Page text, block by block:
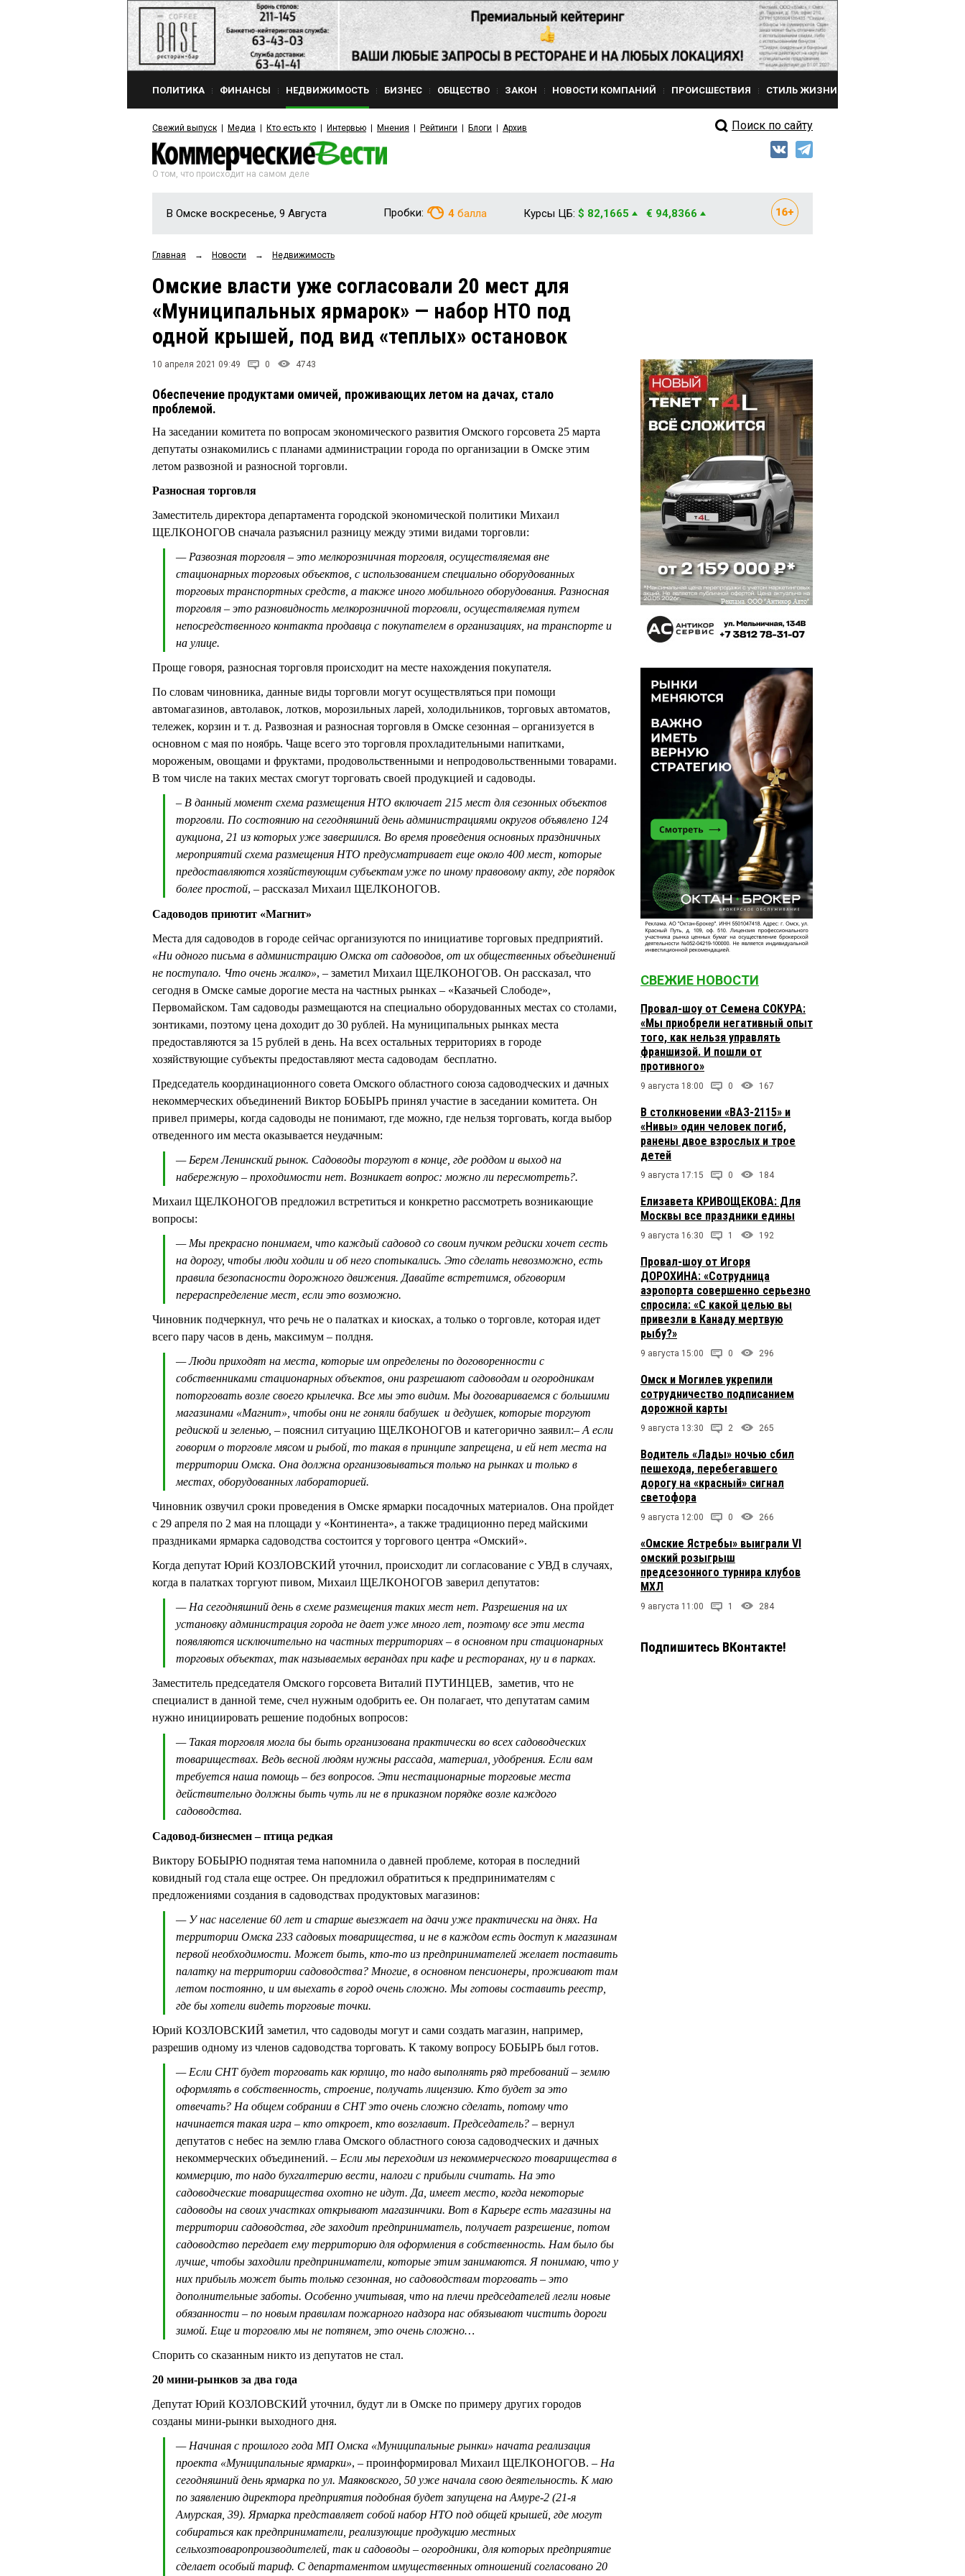
ПОЛИТИКА ФИНАНСЫ НЕДВИЖИМОСТЬ БИЗНЕС ОБЩЕСТВО ЗАКОН НОВОСТИ КОМПАНИЙ ПРОИСШЕСТВИЯ СТИЛЬ ЖИЗНИ
Свежий выпуск Медиа Кто есть кто Интервью Мнения Рейтинги Блоги Архив Поиск по сайту
О том, что происходит на самом деле
В Омске воскресенье, 9 Августа Пробки: 4 балла Курсы ЦБ: $ 82,1665 € 94,8366
Главная → Новости → Недвижимость
Омские власти уже согласовали 20 мест для
«Муниципальных ярмарок» — набор НТО под
одной крышей, под вид «теплых» остановок
10 апреля 2021 09:49 0 4743
Обеспечение продуктами омичей, проживающих летом на дачах, стало
проблемой.
На заседании комитета по вопросам экономического развития Омского горсовета 25 марта
депутаты ознакомились с планами администрации города по организации в Омске этим
летом развозной и разносной торговли.
Разносная торговля
Заместитель директора департамента городской экономической политики Михаил
ЩЕЛКОНОГОВ сначала разъяснил разницу между этими видами торговли:
— Развозная торговля – это мелкорозничная торговля, осуществляемая вне
стационарных торговых объектов, с использованием специально оборудованных
торговых транспортных средств, а также иного мобильного оборудования. Разносная
торговля – это разновидность мелкорозничной торговли, осуществляемая путем
непосредственного контакта продавца с покупателем в организациях, на транспорте и
на улице.
Проще говоря, разносная торговля происходит на месте нахождения покупателя.
По словам чиновника, данные виды торговли могут осуществляться при помощи
автомагазинов, автолавок, лотков, морозильных ларей, холодильников, торговых автоматов,
тележек, корзин и т. д. Развозная и разносная торговля в Омске сезонная – организуется в
основном с мая по ноябрь. Чаще всего это торговля прохладительными напитками,
мороженым, овощами и фруктами, продовольственными и непродовольственными товарами.
В том числе на таких местах смогут торговать своей продукцией и садоводы.
– В данный момент схема размещения НТО включает 215 мест для сезонных объектов
торговли. По состоянию на сегодняшний день администрациями округов объявлено 124
аукциона, 21 из которых уже завершился. Во время проведения основных праздничных
мероприятий схема размещения НТО предусматривает еще около 400 мест, которые
предоставляются хозяйствующим субъектам уже по иному правовому акту, где порядок
более простой, – рассказал Михаил ЩЕЛКОНОГОВ.
Садоводов приютит «Магнит»
Места для садоводов в городе сейчас организуются по инициативе торговых предприятий.
«Ни одного письма в администрацию Омска от садоводов, от их общественных объединений
не поступало. Что очень жалко», – заметил Михаил ЩЕЛКОНОГОВ. Он рассказал, что
сегодня в Омске самые дорогие места на частных рынках – «Казачьей Слободе»,
Первомайском. Там садоводы размещаются на специально оборудованных местах со столами,
зонтиками, поэтому цена доходит до 30 рублей. На муниципальных рынках места
предоставляются за 15 рублей в день. На всех остальных территориях в городе
хозяйствующие субъекты предоставляют места садоводам бесплатно.
Председатель координационного совета Омского областного союза садоводческих и дачных
некоммерческих объединений Виктор БОБЫРЬ принял участие в заседании комитета. Он
привел примеры, когда садоводы не понимают, где можно, где нельзя торговать, когда выбор
отведенного им места оказывается неудачным:
— Берем Ленинский рынок. Садоводы торгуют в конце, где роддом и выход на
набережную – проходимости нет. Возникает вопрос: можно ли пересмотреть?.
Михаил ЩЕЛКОНОГОВ предложил встретиться и конкретно рассмотреть возникающие
вопросы:
— Мы прекрасно понимаем, что каждый садовод со своим пучком редиски хочет сесть
на дорогу, чтобы люди ходили и об него спотыкались. Это сделать невозможно, есть
правила безопасности дорожного движения. Давайте встретимся, обговорим
перераспределение мест, если это возможно.
Чиновник подчеркнул, что речь не о палатках и киосках, а только о торговле, которая идет
всего пару часов в день, максимум – полдня.
— Люди приходят на места, которые им определены по договоренности с
собственниками стационарных объектов, они разрешают садоводам и огородникам
поторговать возле своего крылечка. Все мы это видим. Мы договариваемся с большими
магазинами «Магнит», чтобы они не гоняли бабушек и дедушек, которые торгуют
редиской и зеленью, – пояснил ситуацию ЩЕЛКОНОГОВ и категорично заявил:– А если
говорим о торговле мясом и рыбой, то такая в принципе запрещена, и ей нет места на
территории Омска. Она должна организовываться только на рынках и только в
местах, оборудованных лабораторией.
Чиновник озвучил сроки проведения в Омске ярмарки посадочных материалов. Она пройдет
с 29 апреля по 2 мая на площади у «Континента», а также традиционно перед майскими
праздниками ярмарка садоводства состоится у торгового центра «Омский».
Когда депутат Юрий КОЗЛОВСКИЙ уточнил, происходит ли согласование с УВД в случаях,
когда в палатках торгуют пивом, Михаил ЩЕЛКОНОГОВ заверил депутатов:
— На сегодняшний день в схеме размещения таких мест нет. Разрешения на их
установку администрация города не дает уже много лет, поэтому все эти места
появляются исключительно на частных территориях – в основном при стационарных
торговых объектах, так называемых верандах при кафе и ресторанах, ну и в парках.
Заместитель председателя Омского горсовета Виталий ПУТИНЦЕВ, заметив, что не
специалист в данной теме, счел нужным одобрить ее. Он полагает, что депутатам самим
нужно инициировать решение подобных вопросов:
— Такая торговля могла бы быть организована практически во всех садоводческих
товариществах. Ведь весной людям нужны рассада, материал, удобрения. Если вам
требуется наша помощь – без вопросов. Эти нестационарные торговые места
действительно должны быть чуть ли не в приказном порядке возле каждого
садоводства.
Садовод-бизнесмен – птица редкая
Виктору БОБЫРЮ поднятая тема напомнила о давней проблеме, которая в последний
ковидный год стала еще острее. Он предложил обратиться к предпринимателям с
предложениями создания в садоводствах продуктовых магазинов:
— У нас население 60 лет и старше выезжает на дачи уже практически на днях. На
территории Омска 233 садовых товарищества, и не в каждом есть доступ к магазинам
первой необходимости. Может быть, кто-то из предпринимателей желает поставить
палатку на территории садоводства? Многие, в основном пенсионеры, проживают там
летом постоянно, и им выехать в город очень сложно. Мы готовы составить реестр,
где бы хотели видеть торговые точки.
Юрий КОЗЛОВСКИЙ заметил, что садоводы могут и сами создать магазин, например,
разрешив одному из членов садоводства торговать. К такому вопросу БОБЫРЬ был готов.
— Если СНТ будет торговать как юрлицо, то надо выполнять ряд требований – землю
оформлять в собственность, строение, получать лицензию. Кто будет за это
отвечать? На общем собрании в СНТ это очень сложно сделать, потому что
начинается такая игра – кто откроет, кто возглавит. Председатель? – вернул
депутатов с небес на землю глава Омского областного союза садоводческих и дачных
некоммерческих объединений. – Если мы переходим из некоммерческого товарищества в
коммерцию, то надо бухгалтерию вести, налоги с прибыли считать. На это
садоводческие товарищества охотно не идут. Да, имеет место, когда некоторые
садоводы на своих участках открывают магазинчики. Вот в Карьере есть магазины на
территории садоводства, где заходит предприниматель, получает разрешение, потом
садоводство передает ему территорию для оформления в собственность. Нам было бы
лучше, чтобы заходили предприниматели, которые этим занимаются. Я понимаю, что у
них прибыль может быть только сезонная, но садоводствам торговать – это
дополнительные заботы. Особенно учитывая, что на плечи председателей легли новые
обязанности – по новым правилам пожарного надзора нас обязывают чистить дороги
зимой. Еще и торговлю мы не потянем, это очень сложно…
Спорить со сказанным никто из депутатов не стал.
20 мини-рынков за два года
Депутат Юрий КОЗЛОВСКИЙ уточнил, будут ли в Омске по примеру других городов
созданы мини-рынки выходного дня.
— Начиная с прошлого года МП Омска «Муниципальные рынки» начата реализация
проекта «Муниципальные ярмарки», – проинформировал Михаил ЩЕЛКОНОГОВ. – На
сегодняшний день ярмарка по ул. Маяковского, 50 уже начала свою деятельность. К маю
по заявлению директора предприятия подобная будет запущена на Амуре-2 (21-я
Амурская, 39). Ярмарка представляет собой набор НТО под общей крышей, где могут
собираться как предприниматели, реализующие продукцию местных
сельхозтоваропроизводителей, так и садоводы – огородники, для которых предприятие
сделает особый тариф. С департаментом имущественных отношений согласовано 20
СВЕЖИЕ НОВОСТИ
Провал-шоу от Семена СОКУРА:
«Мы приобрели негативный опыт
того, как нельзя управлять
франшизой. И пошли от
противного»
9 августа 18:00 0 167
В столкновении «ВАЗ-2115» и
«Нивы» один человек погиб,
ранены двое взрослых и трое
детей
9 августа 17:15 0 184
Елизавета КРИВОЩЕКОВА: Для
Москвы все праздники едины
9 августа 16:30 1 192
Провал-шоу от Игоря
ДОРОХИНА: «Сотрудница
аэропорта совершенно серьезно
спросила: «С какой целью вы
привезли в Канаду мертвую
рыбу?»
9 августа 15:00 0 296
Омск и Могилев укрепили
сотрудничество подписанием
дорожной карты
9 августа 13:30 2 265
Водитель «Лады» ночью сбил
пешехода, перебегавшего
дорогу на «красный» сигнал
светофора
9 августа 12:00 0 266
«Омские Ястребы» выиграли VI
омский розыгрыш
предсезонного турнира клубов
МХЛ
9 августа 11:00 1 284
Подпишитесь ВКонтакте!